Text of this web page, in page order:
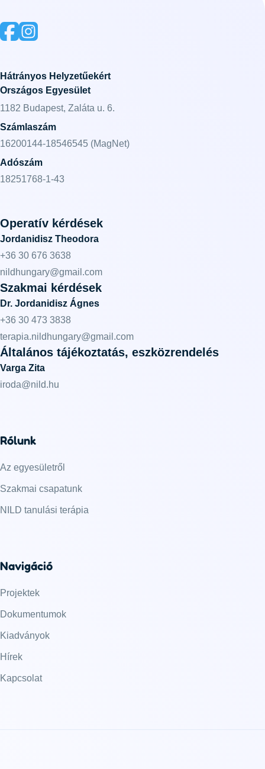
Hátrányos Helyzetűekért
Országos Egyesület
1182 Budapest, Zaláta u. 6.
Számlaszám
16200144-18546545 (MagNet)
Adószám
18251768-1-43
Operatív kérdések
Jordanidisz Theodora
+36 30 676 3638
nildhungary@gmail.com
Szakmai kérdések
Dr. Jordanidisz Ágnes
+36 30 473 3838
terapia.nildhungary@gmail.com
Általános tájékoztatás, eszközrendelés
Varga Zita
iroda@nild.hu
Rólunk
Az egyesületről
Szakmai csapatunk
NILD tanulási terápia
Navigáció
Projektek
Dokumentumok
Kiadványok
Hírek
Kapcsolat